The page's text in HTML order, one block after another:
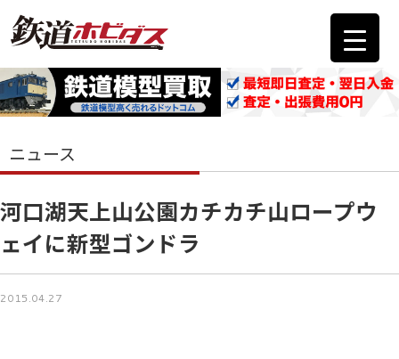
ニュース
河口湖天上山公園カチカチ山ロープウ
ェイに新型ゴンドラ
2015.04.27